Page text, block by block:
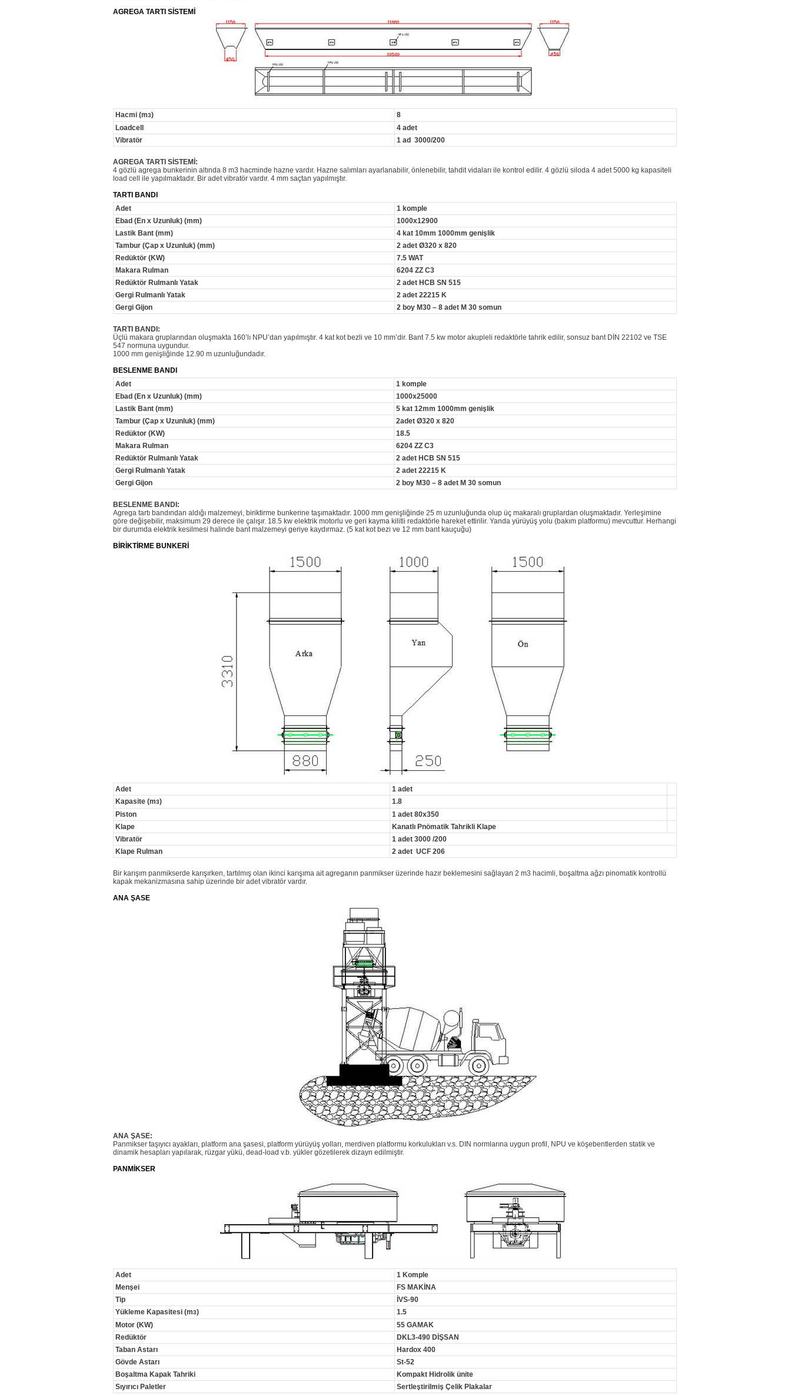
AGREGA TARTI SİSTEMİ
Hacmi (m3)
8
Loadcell
4 adet
Vibratör
1 ad 3000/200
AGREGA TARTI SİSTEMİ:
4 gözlü agrega bunkerinin altında 8 m3 hacminde hazne vardır. Hazne salımları ayarlanabilir, önlenebilir, tahdit vidaları ile kontrol edilir. 4 gözlü siloda 4 adet 5000 kg kapasiteli
load cell ile yapılmaktadır. Bir adet vibratör vardır. 4 mm saçtan yapılmıştır.
TARTI BANDI
Adet
1 komple
Ebad (En x Uzunluk) (mm)
1000x12900
Lastik Bant (mm)
4 kat 10mm 1000mm genişlik
Tambur (Çap x Uzunluk) (mm)
2 adet Ø320 x 820
Redüktör (KW)
7.5 WAT
Makara Rulman
6204 ZZ C3
Redüktör Rulmanlı Yatak
2 adet HCB SN 515
Gergi Rulmanlı Yatak
2 adet 22215 K
Gergi Gijon
2 boy M30 – 8 adet M 30 somun
TARTI BANDI:
Üçlü makara gruplarından oluşmakta 160’lı NPU’dan yapılmıştır. 4 kat kot bezli ve 10 mm’dir. Bant 7.5 kw motor akupleli redaktörle tahrik edilir, sonsuz bant DİN 22102 ve TSE
547 normuna uygundur.
1000 mm genişliğinde 12.90 m uzunluğundadır.
BESLENME BANDI
Adet
1 komple
Ebad (En x Uzunluk) (mm)
1000x25000
Lastik Bant (mm)
5 kat 12mm 1000mm genişlik
Tambur (Çap x Uzunluk) (mm)
2adet Ø320 x 820
Redüktor (KW)
18.5
Makara Rulman
6204 ZZ C3
Redüktör Rulmanlı Yatak
2 adet HCB SN 515
Gergi Rulmanlı Yatak
2 adet 22215 K
Gergi Gijon
2 boy M30 – 8 adet M 30 somun
BESLENME BANDI:
Agrega tartı bandından aldığı malzemeyi, biriktirme bunkerine taşımaktadır. 1000 mm genişliğinde 25 m uzunluğunda olup üç makaralı gruplardan oluşmaktadır. Yerleşimine
göre değişebilir, maksimum 29 derece ile çalışır. 18.5 kw elektrik motorlu ve geri kayma kilitli redaktörle hareket ettirilir. Yanda yürüyüş yolu (bakım platformu) mevcuttur. Herhangi
bir durumda elektrik kesilmesi halinde bant malzemeyi geriye kaydırmaz. (5 kat kot bezi ve 12 mm bant kauçuğu)
BİRİKTİRME BUNKERİ
Adet
1 adet
Kapasite (m3)
1.8
Piston
1 adet 80x350
Klape
Kanatlı Pnömatik Tahrikli Klape
Vibratör
1 adet 3000 /200
Klape Rulman
2 adet UCF 206
Bir karışım panmikserde karışırken, tartılmış olan ikinci karışıma ait agreganın panmikser üzerinde hazır beklemesini sağlayan 2 m3 hacimli, boşaltma ağzı pinomatik kontrollü
kapak mekanizmasına sahip üzerinde bir adet vibratör vardır.
ANA ŞASE
ANA ŞASE:
Panmikser taşıyıcı ayakları, platform ana şasesi, platform yürüyüş yolları, merdiven platformu korkulukları v.s. DIN normlarına uygun profil, NPU ve köşebentlerden statik ve
dinamik hesapları yapılarak, rüzgar yükü, dead-load v.b. yükler gözetilerek dizayn edilmiştir.
PANMİKSER
Adet
1 Komple
Menşei
FS MAKİNA
Tip
İVS-90
Yükleme Kapasitesi (m3)
1.5
Motor (KW)
55 GAMAK
Redüktör
DKL3-490 DİŞSAN
Taban Astarı
Hardox 400
Gövde Astarı
St-52
Boşaltma Kapak Tahriki
Kompakt Hidrolik ünite
Sıyırıcı Paletler
Sertleştirilmiş Çelik Plakalar